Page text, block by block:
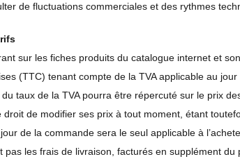
de fluctuations commerciales et des rythmes
sur les fiches produits du catalogue internet et
(TTC) tenant compte de la TVA applicable au
taux de la TVA pourra être répercuté sur le prix
droit de modifier ses prix à tout moment, étant
de la commande sera le seul applicable à
pas les frais de livraison, facturés en supplément